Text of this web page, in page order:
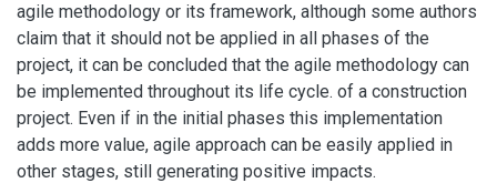
agile methodology or its framework, although some authors
claim that it should not be applied in all phases of the
project, it can be concluded that the agile methodology can
be implemented throughout its life cycle. of a construction
project. Even if in the initial phases this implementation
adds more value, agile approach can be easily applied in
other stages, still generating positive impacts.